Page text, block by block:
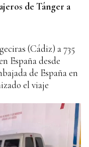
de Tánger a
(Cádiz) a 735
España desde
de España en
el viaje